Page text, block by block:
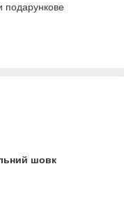
подарункове
шовк